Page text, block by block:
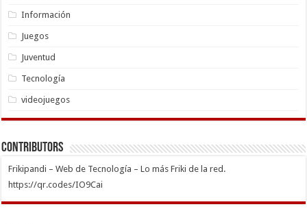
Información
Juegos
Juventud
Tecnología
videojuegos
Contributors
Frikipandi – Web de Tecnología – Lo más Friki de la red.
https://qr.codes/IO9Cai